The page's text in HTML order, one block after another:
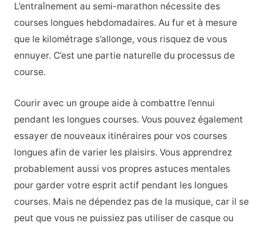
L’entraînement au semi-marathon nécessite des
courses longues hebdomadaires. Au fur et à mesure
que le kilométrage s’allonge, vous risquez de vous
ennuyer. C’est une partie naturelle du processus de
course.
Courir avec un groupe aide à combattre l’ennui
pendant les longues courses. Vous pouvez également
essayer de nouveaux itinéraires pour vos courses
longues afin de varier les plaisirs. Vous apprendrez
probablement aussi vos propres astuces mentales
pour garder votre esprit actif pendant les longues
courses. Mais ne dépendez pas de la musique, car il se
peut que vous ne puissiez pas utiliser de casque ou